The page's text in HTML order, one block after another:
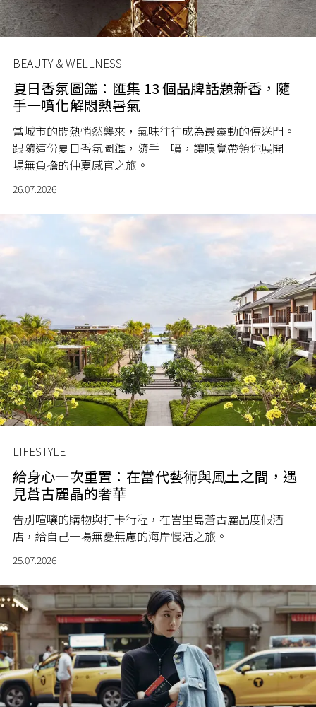
BEAUTY & WELLNESS
夏日香氛圖鑑：匯集 13 個品牌話題新香，隨
手一噴化解悶熱暑氣
當城市的悶熱悄然襲來，氣味往往成為最靈動的傳送門。
跟隨這份夏日香氛圖鑑，隨手一噴，讓嗅覺帶領你展開一
場無負擔的仲夏感官之旅。
26.07.2026
LIFESTYLE
給身心一次重置：在當代藝術與風土之間，遇
見蒼古麗晶的奢華
告別喧嚷的購物與打卡行程，在峇里島蒼古麗晶度假酒
店，給自己一場無憂無慮的海岸慢活之旅。
25.07.2026